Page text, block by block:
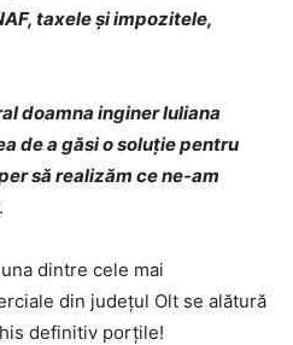
taxele și impozitele,
doamna inginer Iuliana
de a găsi o soluție pentru
să realizăm ce ne-am
dintre cele mai
din județul Olt se alătură
definitiv porțile!